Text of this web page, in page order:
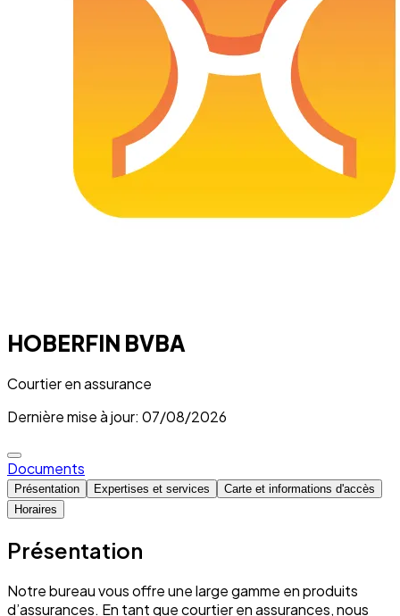
HOBERFIN BVBA
Courtier en assurance
Dernière mise à jour: 07/08/2026
Documents
Présentation Expertises et services
Carte et informations d'accès
Horaires
Présentation
Notre bureau vous offre une large gamme en produits
d’assurances. En tant que courtier en assurances, nous